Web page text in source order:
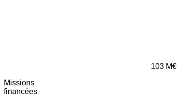
103 M€
Missions
financées